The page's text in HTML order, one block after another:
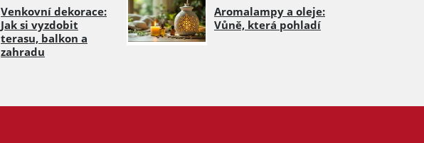
Venkovní dekorace:
Jak si vyzdobit
terasu, balkon a
zahradu
Aromalampy a oleje:
Vůně, která pohladí